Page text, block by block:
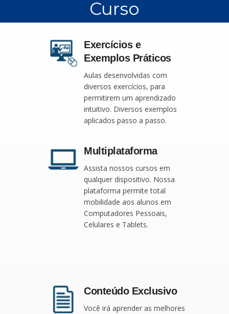
Curso
Exercícios e
Exemplos Práticos
Aulas desenvolvidas com
diversos exercícios, para
permitirem um aprendizado
intuitivo. Diversos exemplos
aplicados passo a passo.
Multiplataforma
Assista nossos cursos em
qualquer dispositivo. Nossa
plataforma permite total
mobilidade aos alunos em
Computadores Pessoais,
Celulares e Tablets.
Conteúdo Exclusivo
Você irá aprender as melhores